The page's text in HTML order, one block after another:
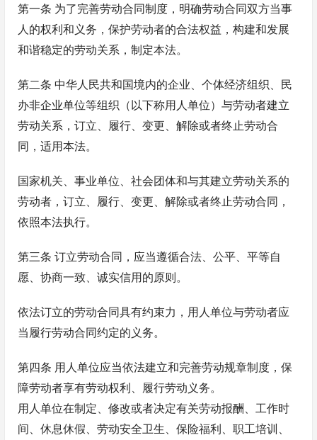
第一条 为了完善劳动合同制度，明确劳动合同双方当事
人的权利和义务，保护劳动者的合法权益，构建和发展
和谐稳定的劳动关系，制定本法。
第二条 中华人民共和国境内的企业、个体经济组织、民
办非企业单位等组织（以下称用人单位）与劳动者建立
劳动关系，订立、履行、变更、解除或者终止劳动合
同，适用本法。
国家机关、事业单位、社会团体和与其建立劳动关系的
劳动者，订立、履行、变更、解除或者终止劳动合同，
依照本法执行。
第三条 订立劳动合同，应当遵循合法、公平、平等自
愿、协商一致、诚实信用的原则。
依法订立的劳动合同具有约束力，用人单位与劳动者应
当履行劳动合同约定的义务。
第四条 用人单位应当依法建立和完善劳动规章制度，保
障劳动者享有劳动权利、履行劳动义务。
用人单位在制定、修改或者决定有关劳动报酬、工作时
间、休息休假、劳动安全卫生、保险福利、职工培训、